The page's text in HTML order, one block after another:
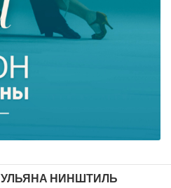
УЛЬЯНА НИНШТИЛЬ